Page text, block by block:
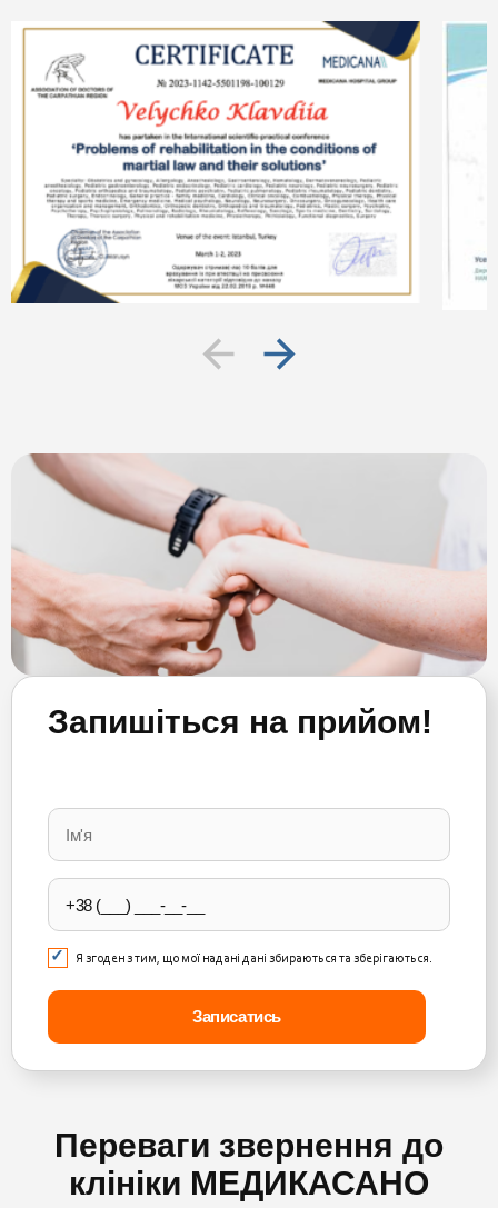
Запишіться на прийом!
leave
this
field
empty.
Я згоден з тим, що мої надані дані збираються та зберігаються.
Переваги звернення до
клініки МЕДИКАСАНО